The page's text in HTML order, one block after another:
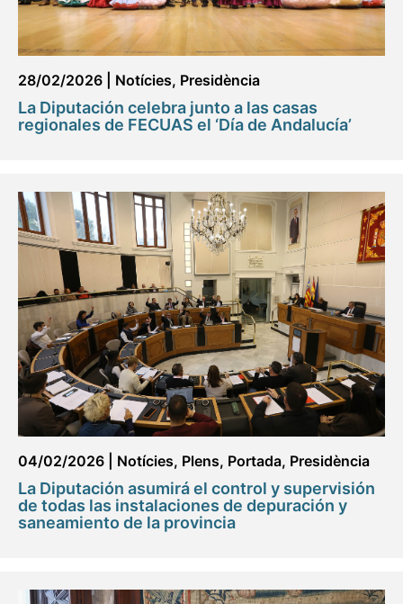
28/02/2026 Notícies, Presidència
La Diputación celebra junto a las casas
regionales de FECUAS el ‘Día de Andalucía’
04/02/2026 Notícies, Plens, Portada, Presidència
La Diputación asumirá el control y supervisión
de todas las instalaciones de depuración y
saneamiento de la provincia